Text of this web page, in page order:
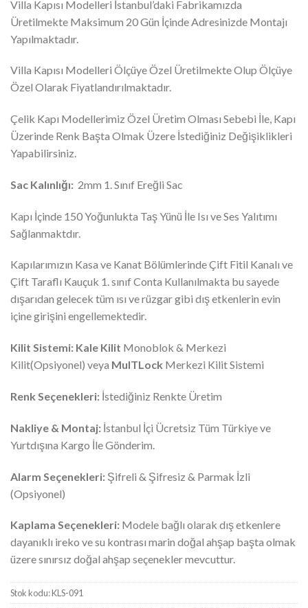
Villa Kapısı Modelleri İstanbul’daki Fabrikamızda
Üretilmekte Maksimum 20 Gün İçinde Adresinizde Montajı
Yapılmaktadır.
Villa Kapısı Modelleri Ölçüye Özel Üretilmekte Olup Ölçüye
Özel Olarak Fiyatlandırılmaktadır.
Çelik Kapı Modellerimiz Özel Üretim Olması Sebebi İle, Kapı
Üzerinde Renk Başta Olmak Üzere İstediğiniz Değişiklikleri
Yapabilirsiniz.
Sac Kalınlığı: 2mm 1. Sınıf Ereğli Sac
Kapı İçinde 150 Yoğunlukta Taş Yünü İle Isı ve Ses Yalıtımı
Sağlanmaktdır.
Kapılarımızın Kasa ve Kanat Bölümlerinde Çift Fitil Kanalı ve
Çift Taraflı Kauçuk 1. sınıf Conta Kullanılmakta bu sayede
dışarıdan gelecek tüm ısı ve rüzgar gibi dış etkenlerin evin
içine girişini engellemektedir.
Kilit Sistemi: Kale Kilit Monoblok & Merkezi
Kilit(Opsiyonel) veya MulTLock Merkezi Kilit Sistemi
Renk Seçenekleri: İstediğiniz Renkte Üretim
Nakliye & Montaj: İstanbul İçi Ücretsiz Tüm Türkiye ve
Yurtdışına Kargo İle Gönderim.
Alarm Seçenekleri: Şifreli & Şifresiz & Parmak İzli
(Opsiyonel)
Kaplama Seçenekleri: Modele bağlı olarak dış etkenlere
dayanıklı ireko ve su kontrası marin doğal ahşap başta olmak
üzere sınırsız doğal ahşap seçenekler mevcuttur.
Stok kodu:KLS-091